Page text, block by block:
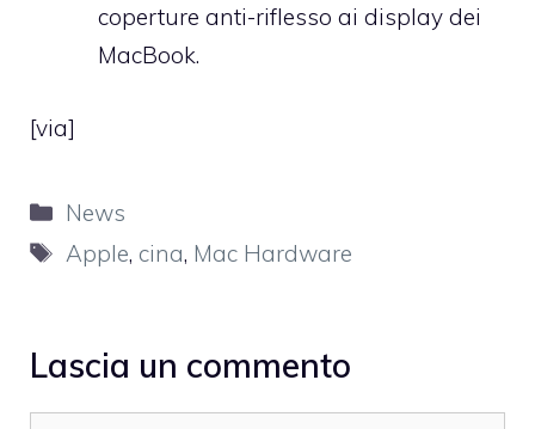
coperture anti-riflesso ai display dei
MacBook.
[via]
Categorie
News
Tag
Apple, cina, Mac Hardware
Lascia un commento